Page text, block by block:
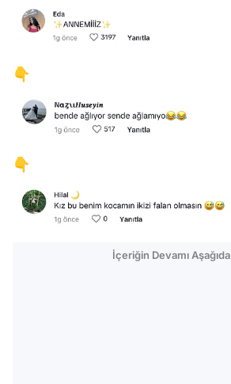
👇
👇
İçeriğin Devamı Aşağıda